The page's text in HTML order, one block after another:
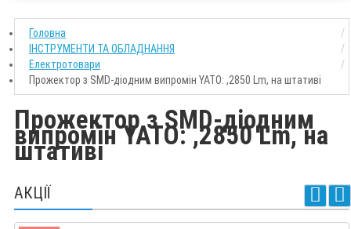
Головна
ІНСТРУМЕНТИ ТА ОБЛАДНАННЯ
Електротовари
Прожектор з SMD-діодним випромін YATO: ,2850 Lm, на штативі
Прожектор з SMD-діодним
випромін YATO: ,2850 Lm, на
штативі
АКЦІЇ